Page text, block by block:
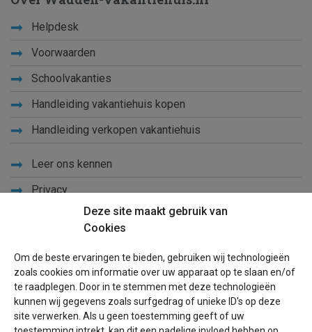
Deze site maakt gebruik van
Cookies
Om de beste ervaringen te bieden, gebruiken wij technologieën
zoals cookies om informatie over uw apparaat op te slaan en/of
te raadplegen. Door in te stemmen met deze technologieën
kunnen wij gegevens zoals surfgedrag of unieke ID's op deze
site verwerken. Als u geen toestemming geeft of uw
Helpdesk
Voorwaarden
Schoolvakanties
Handleiding vakantiehuis kopen
Handleiding verkopen vakantiehuis
Leer ons kennen
Privacy
Blog
Voor eigenaren